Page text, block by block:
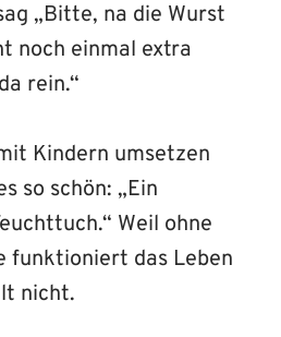
„Bitte, na die Wurst
noch einmal extra
rein.“
Kindern umsetzen
so schön: „Ein
Weil ohne
funktioniert das Leben
nicht.